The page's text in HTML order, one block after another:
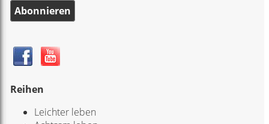
Abonnieren
Reihen
Leichter leben